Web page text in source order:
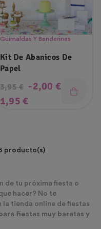
Guirnaldas Y Banderines
Kit De Abanicos De
Papel
Precio
regular
3,95 € -2,00 €
Precio
1,95 €
producto(s)
de tu próxima fiesta o
hacer? No te
la tienda online de fiestas
fiestas muy baratas y